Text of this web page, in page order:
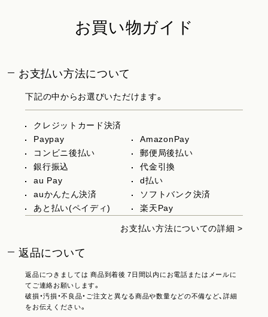
お買い物ガイド
お支払い方法について
下記の中からお選びいただけます。
クレジットカード決済
Paypay
AmazonPay
コンビニ後払い
郵便局後払い
銀行振込
代金引換
au Pay
d払い
auかんたん決済
ソフトバンク決済
あと払い(ペイディ)
楽天Pay
お支払い方法についての詳細 >
返品について
返品につきましては 商品到着後 7日間以内にお電話またはメールに
てご連絡お願いします。
破損・汚損・不良品・ご注文と異なる商品や数量などの不備など、詳細
をお伝えください。